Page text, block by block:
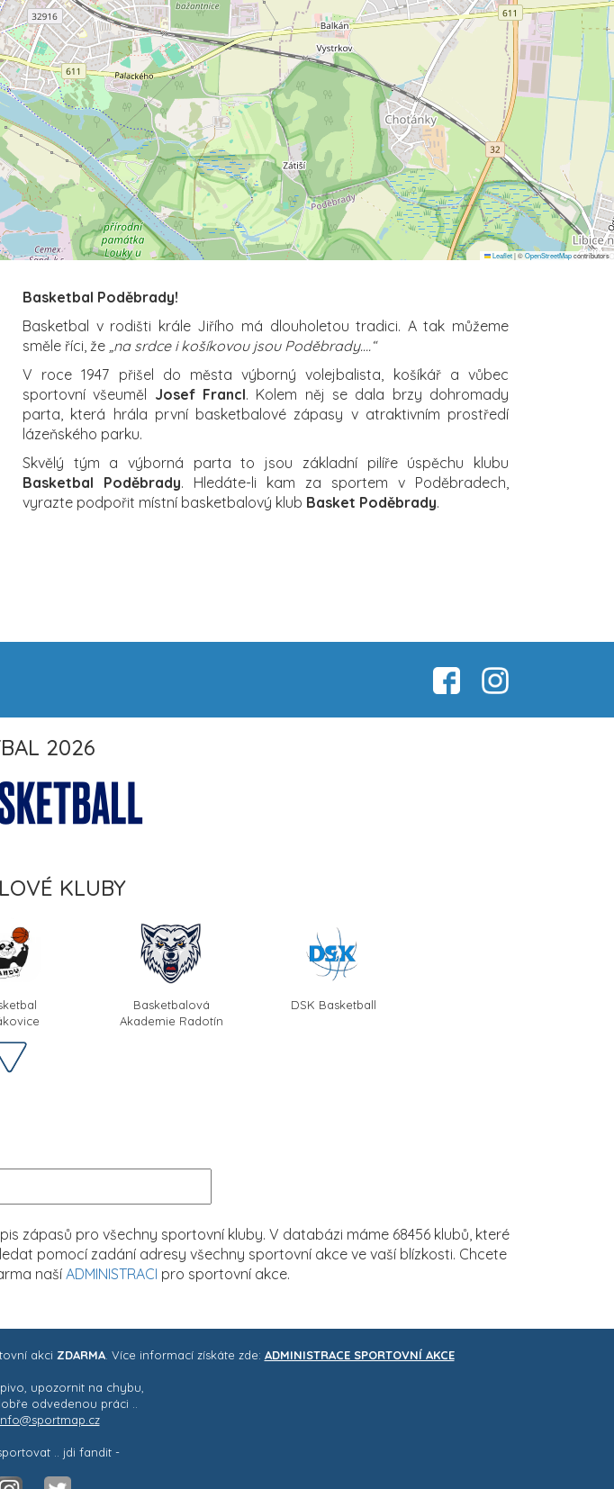
Leaflet|©OpenStreetMapcontributors
Basketbal Poděbrady!
Basketbal v rodišti krále Jiřího má dlouholetou tradici. A tak můžeme
směle říci, že „na srdce i košíkovou jsou Poděbrady….“
V roce 1947 přišel do města výborný volejbalista, košíkář a vůbec
sportovní všeuměl Josef Francl. Kolem něj se dala brzy dohromady
parta, která hrála první basketbalové zápasy v atraktivním prostředí
lázeňského parku.
Skvělý tým a výborná parta to jsou základní pilíře úspěchu klubu
Basketbal Poděbrady. Hledáte-li kam za sportem v Poděbradech,
vyrazte podpořit místní basketbalový klub Basket Poděbrady.
2026
KLUBY
Basketbalová
Akademie Radotín
DSK Basketball
zápasů pro všechny sportovní kluby. V databázi máme 68456 klubů, které
pomocí zadání adresy všechny sportovní akce ve vaší blízkosti. Chcete
našíADMINISTRACI pro sportovní akce.
akci ZDARMA. Více informací získáte zde: ADMINISTRACE SPORTOVNÍ AKCE
upozornit na chybu,
odvedenou práci ..
.. jdi fandit -